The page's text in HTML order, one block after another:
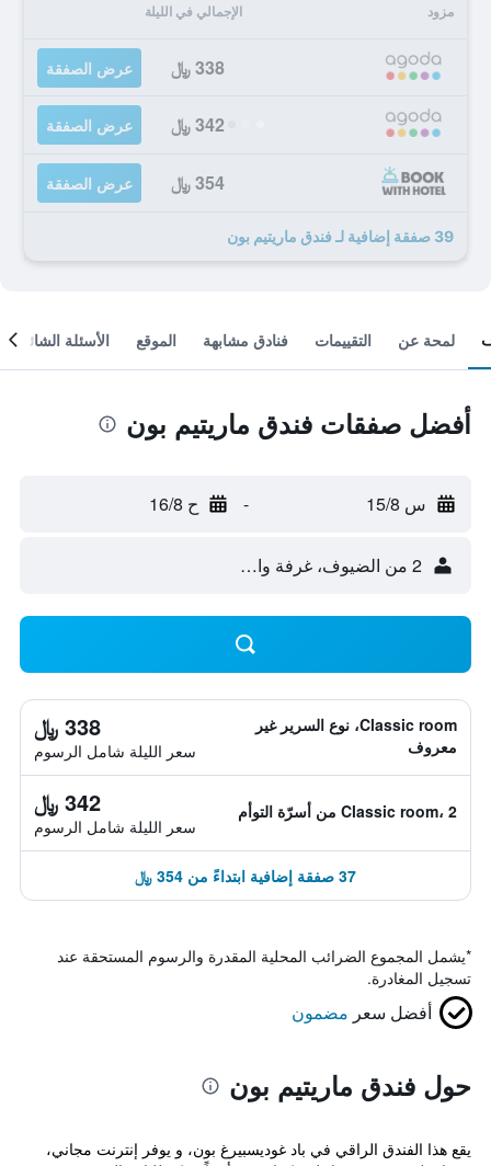
مزود الإجمالي في الليلة
338 ﷼ عرض الصفقة
342 ﷼ عرض الصفقة
354 ﷼ عرض الصفقة
39 صفقة إضافية لـ فندق ماريتيم بون
لمحة عن التقييمات فنادق مشابهة الموقع الأسئلة الشائعة
أفضل صفقات فندق ماريتيم بون
س 15/8 - ح 16/8
2 من الضيوف، غرفة واحدة
Classic room، نوع السرير غير
معروف
338 ﷼
سعر الليلة شامل الرسوم
Classic room، 2 من أسرّة التوأم 342 ﷼
سعر الليلة شامل الرسوم
37 صفقة إضافية ابتداءً من 354 ﷼
*يشمل المجموع الضرائب المحلية المقدرة والرسوم المستحقة عند
تسجيل المغادرة.
أفضل سعر مضمون
حول فندق ماريتيم بون
يقع هذا الفندق الراقي في باد غوديسبيرغ بون، و يوفر إنترنت مجاني،